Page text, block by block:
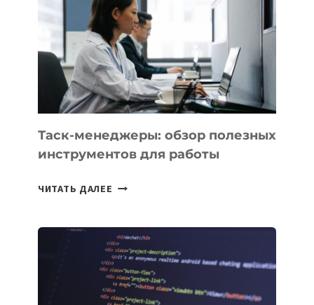
КАКИЕ
3
ЗАДАЧИ
ЕМУ
МОЖНО
ПОРУЧИТЬ
УЖЕ
СЕГОДНЯ
Таск-менеджеры: обзор полезных
инструментов для работы
ЧИТАТЬ ДАЛЕЕ ТАСК-
ПОЛЕЗНЫХ
ИНСТРУМЕНТОВ
ДЛЯ
РАБОТЫ